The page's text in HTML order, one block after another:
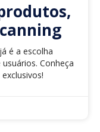
é a escolha
Conheça